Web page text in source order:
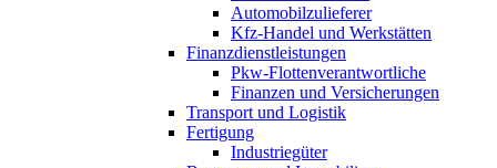
Automobilzulieferer
Kfz-Handel und Werkstätten
Finanzdienstleistungen
Pkw‑Flottenverantwortliche
Finanzen und Versicherungen
Transport und Logistik
Fertigung
Industriegüter